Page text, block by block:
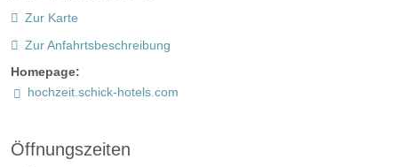
Zur Karte
Zur Anfahrtsbeschreibung
Homepage:
hochzeit.schick-hotels.com
Öffnungszeiten